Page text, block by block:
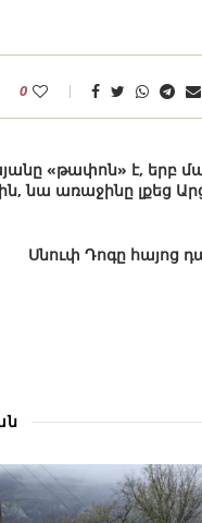
0
«թափոն» է, երբ
նա առաջինը լքեց
Սնուփ Դոգը հայոց